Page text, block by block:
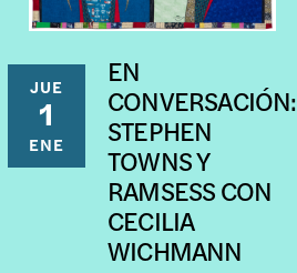
JUE
1
ENE
EN
CONVERSACIÓN:
STEPHEN
TOWNS Y
RAMSESS CON
CECILIA
WICHMANN